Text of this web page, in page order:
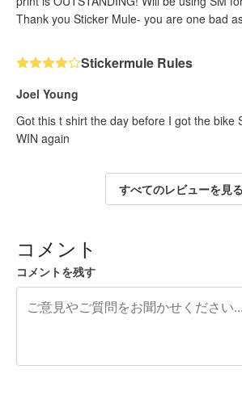
Thank you Sticker Mule- you are one bad
Stickermule Rules
Joel Young
Got this t shirt the day before I got the bike
WIN again
すべてのレビューを見る
コメント
コメントを残す